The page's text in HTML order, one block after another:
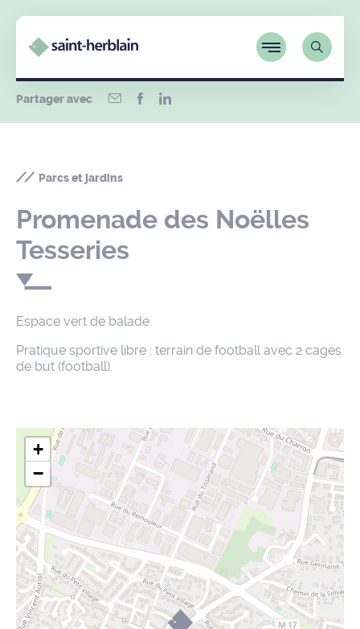
Partager avec
Parcs et jardins
Promenade des Noëlles
Tesseries
Espace vert de balade.
Pratique sportive libre : terrain de football avec 2 cages
de but (football).
+
−